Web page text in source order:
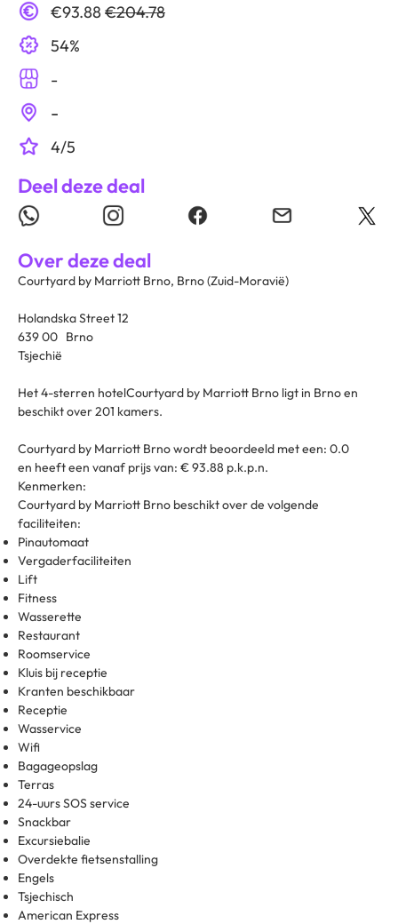
€93.88 €204.78
54%
-
-
4/5
Deel deze deal
Over deze deal
Courtyard by Marriott Brno, Brno (Zuid-Moravië)
Holandska Street 12
639 00 Brno
Tsjechië
Het 4-sterren hotelCourtyard by Marriott Brno ligt in Brno en
beschikt over 201 kamers.
Courtyard by Marriott Brno wordt beoordeeld met een: 0.0
en heeft een vanaf prijs van: € 93.88 p.k.p.n.
Kenmerken:
Courtyard by Marriott Brno beschikt over de volgende
faciliteiten:
Pinautomaat
Vergaderfaciliteiten
Lift
Fitness
Wasserette
Restaurant
Roomservice
Kluis bij receptie
Kranten beschikbaar
Receptie
Wasservice
Wifi
Bagageopslag
Terras
24-uurs SOS service
Snackbar
Excursiebalie
Overdekte fietsenstalling
Engels
Tsjechisch
American Express